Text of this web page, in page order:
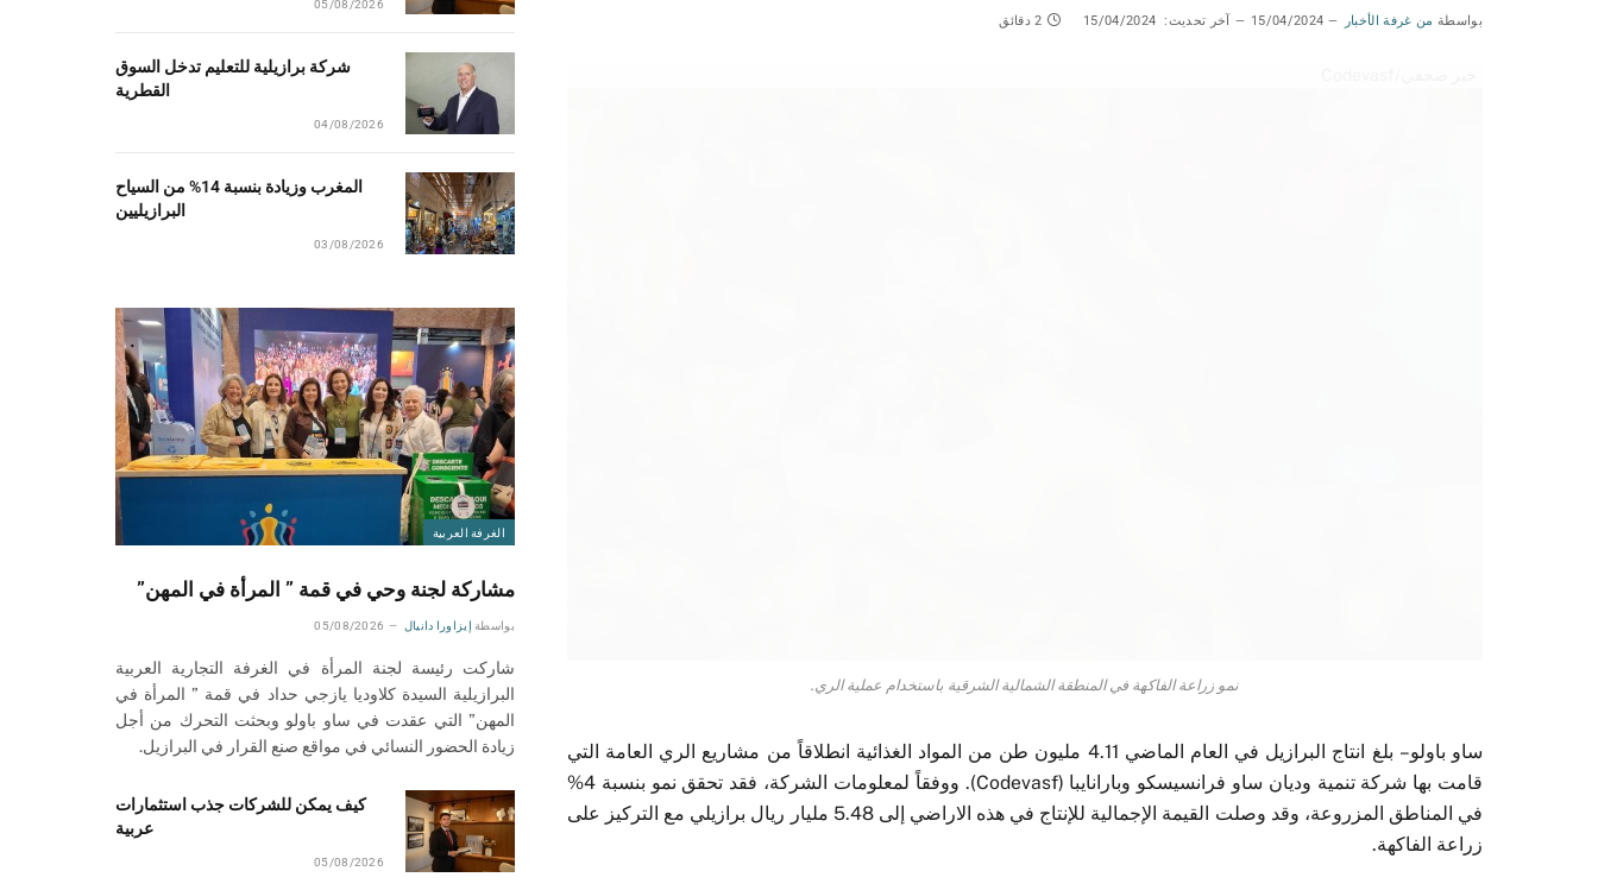
بواسطة من غرفة الأخبار 15/04/2024 آخر تحديث: 15/04/2024 2 دقائق
نمو زراعة الفاكهة في المنطقة الشمالية الشرقية باستخدام عملية الري.
ساو باولو – بلغ انتاج البرازيل في العام الماضي 4.11 مليون طن من المواد الغذائية انطلاقاً من مشاريع الري العامة التي
قامت بها شركة تنمية وديان ساو فرانسيسكو وبارانايبا (Codevasf). ووفقاً لمعلومات الشركة، فقد تحقق نمو بنسبة 4%
في المناطق المزروعة، وقد وصلت القيمة الإجمالية للإنتاج في هذه الاراضي إلى 5.48 مليار ريال برازيلي مع التركيز على
زراعة الفاكهة.
05/08/2026
شركة برازيلية للتعليم تدخل السوق
القطرية
04/08/2026
المغرب وزيادة بنسبة 14% من السياح
البرازيليين
03/08/2026
الغرفة العربية
مشاركة لجنة وحي في قمة ” المرأة في المهن”
بواسطة إيزاورا دانيال 05/08/2026
شاركت رئيسة لجنة المرأة في الغرفة التجارية العربية
البرازيلية السيدة كلاوديا يازجي حداد في قمة ” المرأة في
المهن” التي عقدت في ساو باولو وبحثت التحرك من أجل
زيادة الحضور النسائي في مواقع صنع القرار في البرازيل.
كيف يمكن للشركات جذب استثمارات
عربية
05/08/2026